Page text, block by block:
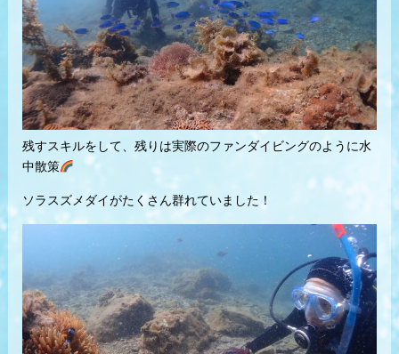
残すスキルをして、残りは実際のファンダイビングのように水
中散策
ソラスズメダイがたくさん群れていました！